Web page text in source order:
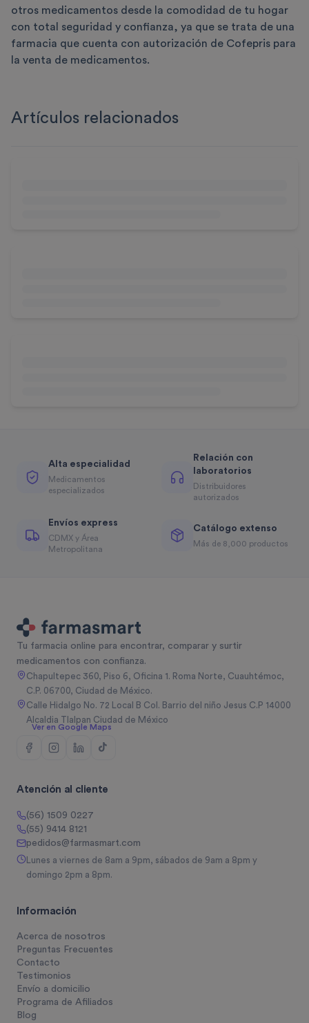
otros medicamentos desde la comodidad de tu hogar
con total seguridad y confianza, ya que se trata de una
farmacia que cuenta con autorización de Cofepris para
la venta de medicamentos.
Artículos relacionados
Alta especialidad
Medicamentos
especializados
Relación con
laboratorios
Distribuidores
autorizados
Envíos express
CDMX y Área
Metropolitana
Catálogo extenso
Más de 8,000 productos
Tu farmacia online para encontrar, comparar y surtir
medicamentos con confianza.
Chapultepec 360, Piso 6, Oficina 1. Roma Norte, Cuauhtémoc,
C.P. 06700, Ciudad de México.
Calle Hidalgo No. 72 Local B Col. Barrio del niño Jesus C.P 14000
Alcaldia Tlalpan Ciudad de México
Ver en Google Maps
Atención al cliente
(56) 1509 0227
(55) 9414 8121
pedidos@farmasmart.com
Lunes a viernes de 8am a 9pm, sábados de 9am a 8pm y
domingo 2pm a 8pm.
Información
Acerca de nosotros
Preguntas Frecuentes
Contacto
Testimonios
Envío a domicilio
Programa de Afiliados
Blog